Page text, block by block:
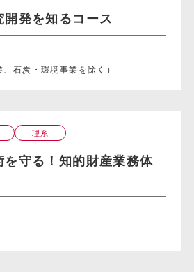
発を知るコース
石炭・環境事業を除く）
理系
守る！知的財産業務体